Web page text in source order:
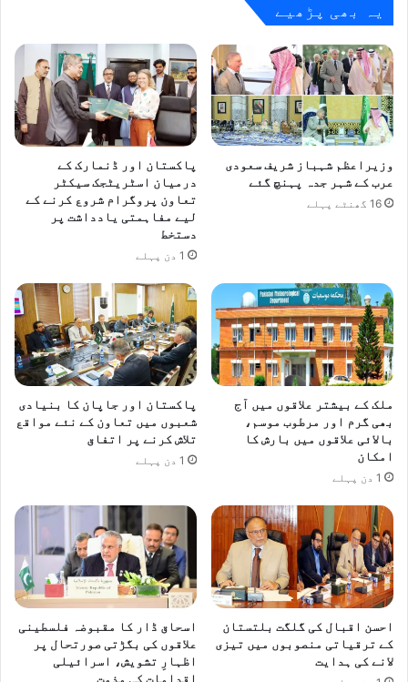
:
ایس
ای
سی
پی
یہ بھی پڑھیے
وزیراعظم شہباز شریف سعودی
عرب کے شہر جدہ پہنچ گئے
16 گھنٹے پہلے
پاکستان اور ڈنمارک کے
درمیان اسٹریٹجک سیکٹر
تعاون پروگرام شروع کرنے کے
لیے مفاہمتی یادداشت پر
دستخط
1 دن پہلے
ملک کے بیشتر علاقوں میں آج
بھی گرم اور مرطوب موسم،
بالائی علاقوں میں بارش کا
امکان
1 دن پہلے
پاکستان اور جاپان کا بنیادی
شعبوں میں تعاون کے نئے مواقع
تلاش کرنے پر اتفاق
1 دن پہلے
احسن اقبال کی گلگت بلتستان
کے ترقیاتی منصوبوں میں تیزی
لانے کی ہدایت
اسحاق ڈار کا مقبوضہ فلسطینی
علاقوں کی بگڑتی صورتحال پر
اظہارِ تشویش، اسرائیلی
اقدامات کی مذمت